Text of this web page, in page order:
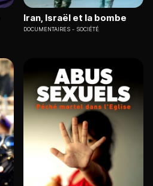
Iran, Israël et la bombe
DOCUMENTAIRES SOCIÉTÉ